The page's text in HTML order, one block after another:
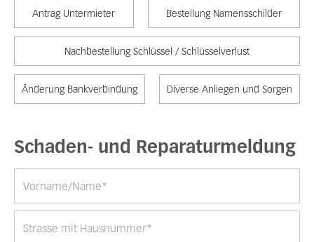
Antrag Untermieter Bestellung Namensschilder
Nachbestellung Schlüssel / Schlüsselverlust
Änderung Bankverbindung Diverse Anliegen und Sorgen
Schaden- und Reparaturmeldung